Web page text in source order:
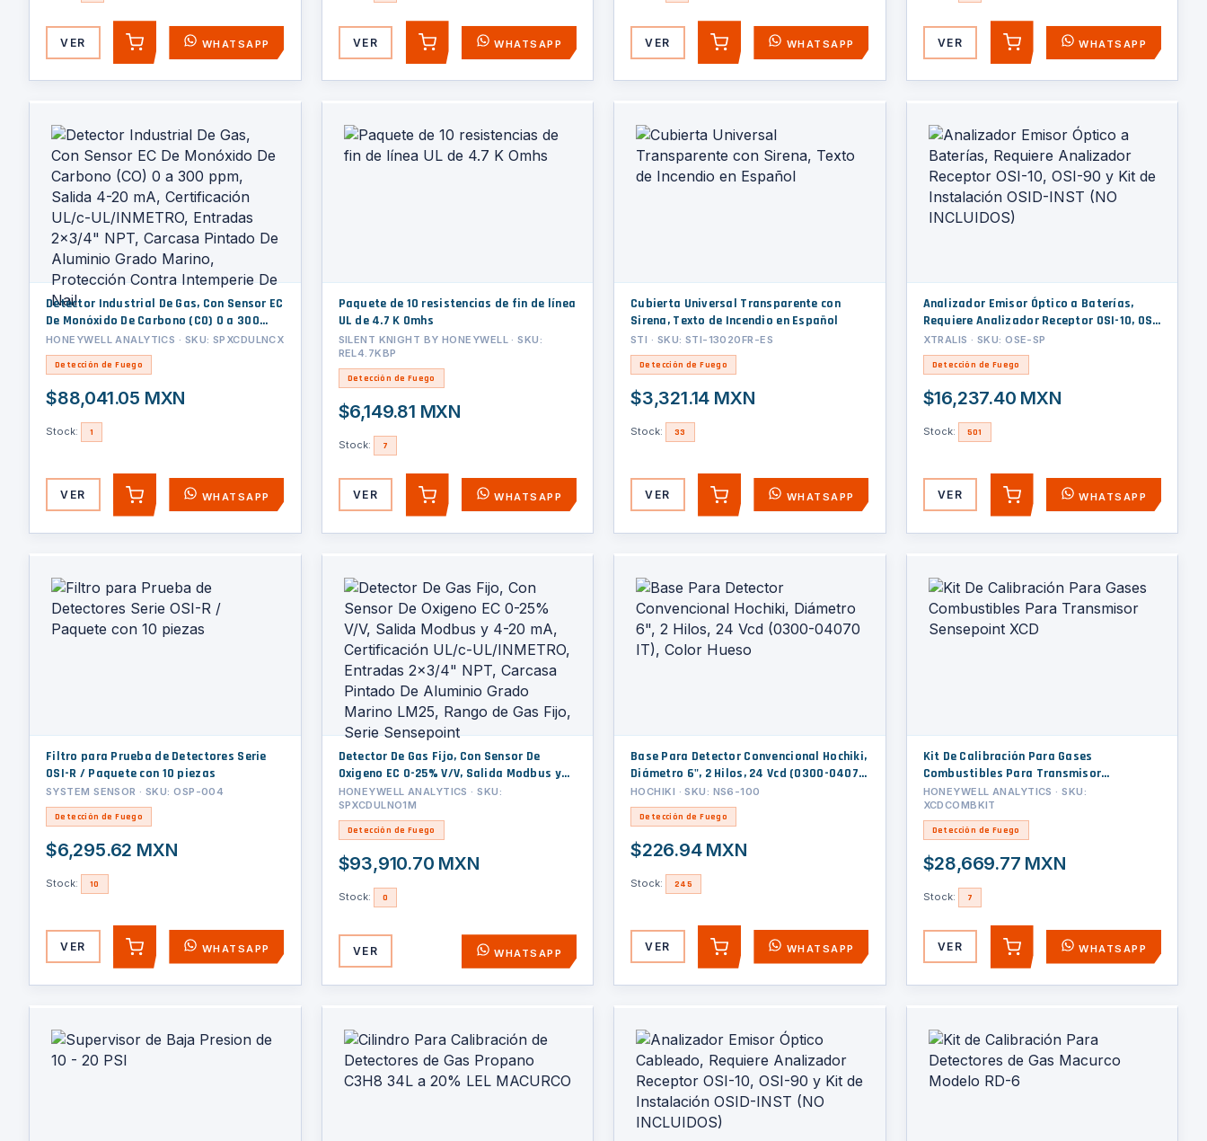
VER AGREGARWHATSAPP VER AGREGARWHATSAPP VER AGREGARWHATSAPP VER AGREGARWHATSAPP
Detector Industrial De Gas, Con Sensor EC
De Monóxido De Carbono (CO) 0 a 300
ppm, Salida 4-20 mA, Certificación UL/c-
UL/INMETRO, Entradas 2x3/4" NPT,
Carcasa Pintado De Aluminio Grado
Marino, Protección Contra Intemperie De
Nail
HONEYWELL ANALYTICS · SKU: SPXCDULNCX
Detección de Fuego
$88,041.05 MXN
Stock: 1
VER AGREGARWHATSAPP
Paquete de 10 resistencias de fin de línea
UL de 4.7 K Omhs
SILENT KNIGHT BY HONEYWELL · SKU:
REL4.7KBP
Detección de Fuego
$6,149.81 MXN
Stock: 7
VER AGREGARWHATSAPP
Cubierta Universal Transparente con
Sirena, Texto de Incendio en Español
STI · SKU: STI-13020FR-ES
Detección de Fuego
$3,321.14 MXN
Stock: 33
VER AGREGARWHATSAPP
Analizador Emisor Óptico a Baterías,
Requiere Analizador Receptor OSI-10, OSI-
90 y Kit de Instalación OSID-INST (NO
INCLUIDOS)
XTRALIS · SKU: OSE-SP
Detección de Fuego
$16,237.40 MXN
Stock: 501
VER AGREGARWHATSAPP
Filtro para Prueba de Detectores Serie
OSI-R / Paquete con 10 piezas
SYSTEM SENSOR · SKU: OSP-004
Detección de Fuego
$6,295.62 MXN
Stock: 10
VER AGREGARWHATSAPP
Detector De Gas Fijo, Con Sensor De
Oxigeno EC 0-25% V/V, Salida Modbus y
4-20 mA, Certificación UL/c-UL/INMETRO,
Entradas 2x3/4" NPT, Carcasa Pintado De
Aluminio Grado Marino LM25, Rango de
Gas Fijo, Serie Sensepoint
HONEYWELL ANALYTICS · SKU:
SPXCDULNO1M
Detección de Fuego
$93,910.70 MXN
Stock: 0
VER WHATSAPP
Base Para Detector Convencional Hochiki,
Diámetro 6", 2 Hilos, 24 Vcd (0300-04070
IT), Color Hueso
HOCHIKI · SKU: NS6-100
Detección de Fuego
$226.94 MXN
Stock: 245
VER AGREGARWHATSAPP
Kit De Calibración Para Gases
Combustibles Para Transmisor
Sensepoint XCD
HONEYWELL ANALYTICS · SKU:
XCDCOMBKIT
Detección de Fuego
$28,669.77 MXN
Stock: 7
VER AGREGARWHATSAPP